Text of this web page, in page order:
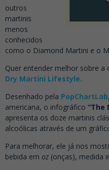
outros
martinis
menos
conhecidos
como o Diamond Martini e o
Quer entender melhor sobre a
Dry Martini Lifestyle.
Desenhado pela PopChartLab
americana, o infográfico “The
apresenta os doze martinis
alcoólicas através de um
Para melhorar, ele já nos
bebida em oz (onças), medida